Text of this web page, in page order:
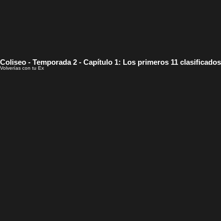
Coliseo - Temporada 2 - Capítulo 1: Los primeros 11 clasificados
Volverías con tu Ex